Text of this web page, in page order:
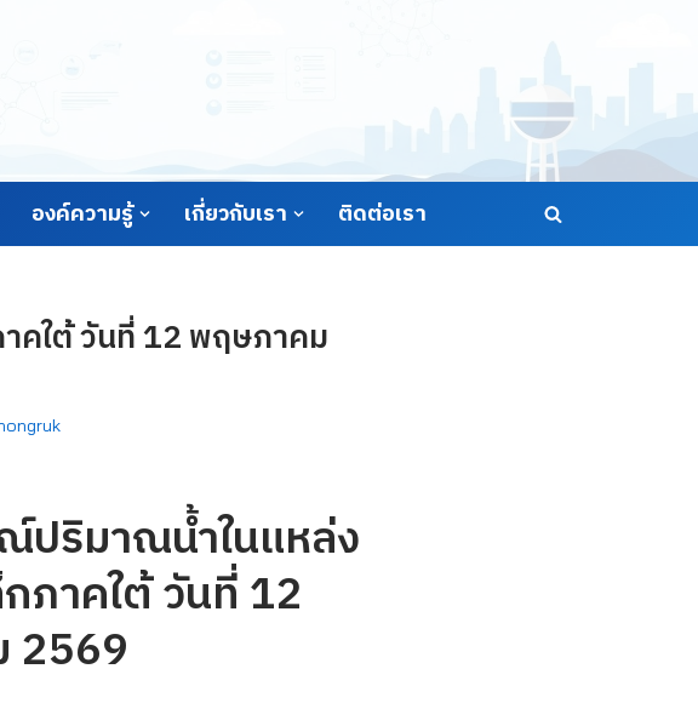
องค์ความรู้ เกี่ยวกับเรา ติดต่อเรา
คใต้ วันที่ 12 พฤษภาคม
ปริมาณน้ำในแหล่ง
ภาคใต้ วันที่ 12
2569